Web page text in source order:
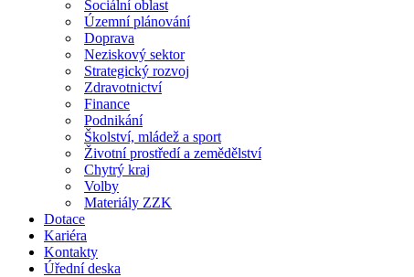
Sociální oblast
Územní plánování
Doprava
Neziskový sektor
Strategický rozvoj
Zdravotnictví
Finance
Podnikání
Školství, mládež a sport
Životní prostředí a zemědělství
Chytrý kraj
Volby
Materiály ZZK
Dotace
Kariéra
Kontakty
Úřední deska